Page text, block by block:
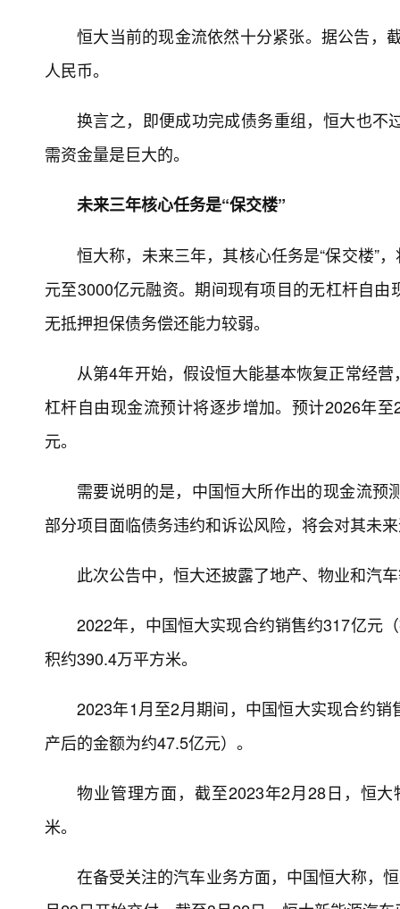
恒大当前的现金流依然十分紧张。据公告，
人民币。
换言之，即便成功完成债务重组，恒大也
需资金量是巨大的。
未来三年核心任务是“保交楼”
恒大称，未来三年，其核心任务是“保交楼”
元至3000亿元融资。期间现有项目的无杠杆自
无抵押担保债务偿还能力较弱。
从第4年开始，假设恒大能基本恢复正常经
杠杆自由现金流预计将逐步增加。预计2026年
元。
需要说明的是，中国恒大所作出的现金流
部分项目面临债务违约和诉讼风险，将会对其未
此次公告中，恒大还披露了地产、物业和汽
2022年，中国恒大实现合约销售约317亿元
积约390.4万平方米。
2023年1月至2月期间，中国恒大实现合约
产后的金额为约47.5亿元）。
物业管理方面，截至2023年2月28日，恒
米。
在备受关注的汽车业务方面，中国恒大称，